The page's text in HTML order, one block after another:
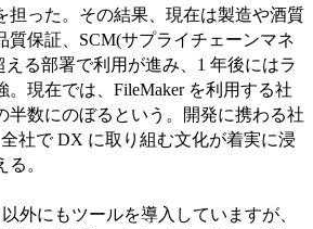
担った。その結果、現在は製造や酒質
質保証、SCM(サプライチェーンマネ
える部署で利用が進み、1 年後にはラ
。現在では、FileMaker を利用する社
半数にのぼるという。開発に携わる社
社で DX に取り組む文化が着実に浸
。
以外にもツールを導入していますが、